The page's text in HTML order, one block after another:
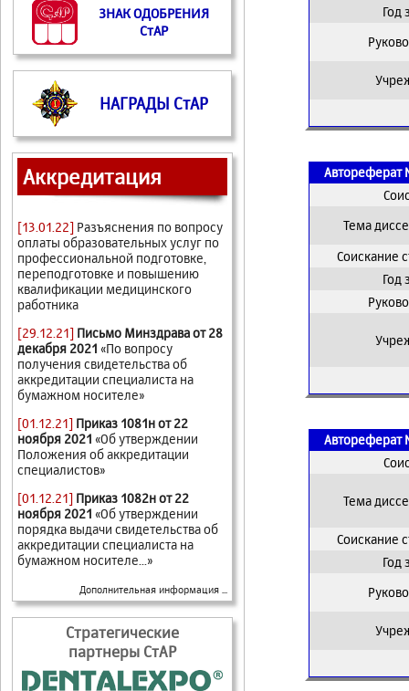
ЗНАК ОДОБРЕНИЯ
СтАР
НАГРАДЫ СтАР
Аккредитация
[13.01.22] Разъяснения по вопросу
оплаты образовательных услуг по
профессиональной подготовке,
переподготовке и повышению
квалификации медицинского
работника
[29.12.21] Письмо Минздрава от 28
декабря 2021 «По вопросу
получения свидетельства об
аккредитации специалиста на
бумажном носителе»
[01.12.21] Приказ 1081н от 22
ноября 2021 «Об утверждении
Положения об аккредитации
специалистов»
[01.12.21] Приказ 1082н от 22
ноября 2021 «Об утверждении
порядка выдачи свидетельства об
аккредитации специалиста на
бумажном носителе...»
Дополнительная информация ...
Стратегические
партнеры СтАР
Год
Автореферат
Тема
Соискание
Год
Автореферат
Тема
Соискание
Год